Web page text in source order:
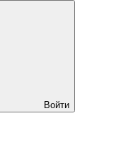
Войти